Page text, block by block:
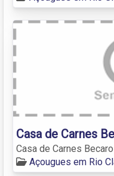
Casa de Carnes
Casa de Carnes Becaro
Açougues em Rio